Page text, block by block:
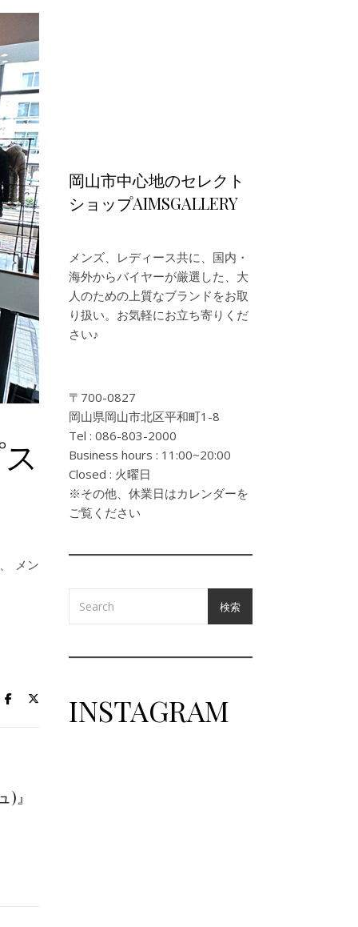
メン
)』
岡山市中心地のセレクト
ショップAIMSGALLERY
メンズ、レディース共に、国内・
海外からバイヤーが厳選した、大
人のための上質なブランドをお取
り扱い。お気軽にお立ち寄りくだ
さい♪
〒700-0827
岡山県岡山市北区平和町1-8
Tel : 086-803-2000
Business hours : 11:00~20:00
Closed : 火曜日
※その他、休業日はカレンダーを
ご覧ください
検索
INSTAGRAM